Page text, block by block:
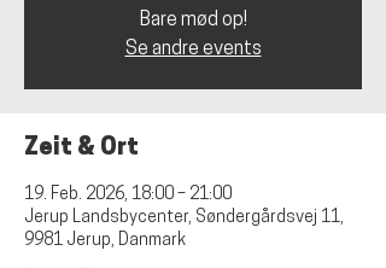
Bare mød op!
Se andre events
Zeit & Ort
19. Feb. 2026, 18:00 – 21:00
Jerup Landsbycenter, Søndergårdsvej 11,
9981 Jerup, Danmark